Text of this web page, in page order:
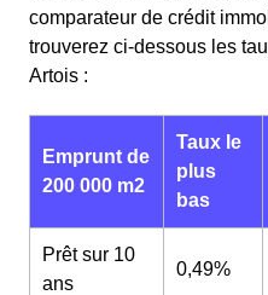
comparateur de crédit
trouverez ci-dessous les
Artois :
Emprunt de
200 000 m2
Taux le
plus
bas
Prêt sur 10
ans
0,49%